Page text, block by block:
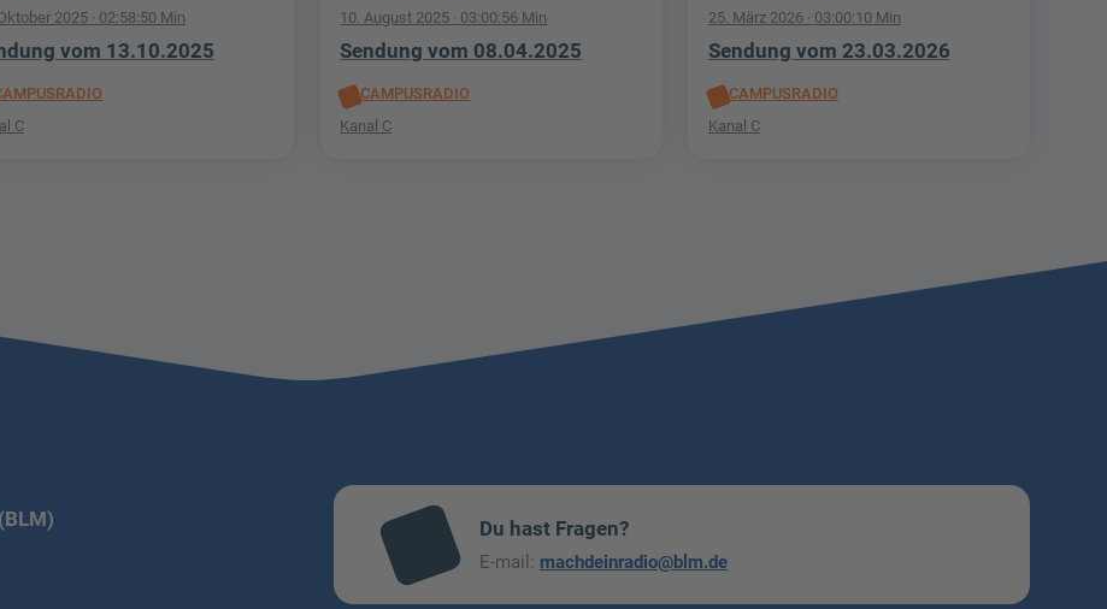
2025· 02:58:50 Min
vom 13.10.2025
C
10. August 2025 · 03:00:56 Min
Sendung vom 08.04.2025
CAMPUSRADIO
Kanal C
25. März 2026· 03:00:10 Min
Sendung vom 23.03.2026
CAMPUSRADIO
Kanal C
mai
l
Du hast Fragen?
E-mail: machdeinradio@blm.de